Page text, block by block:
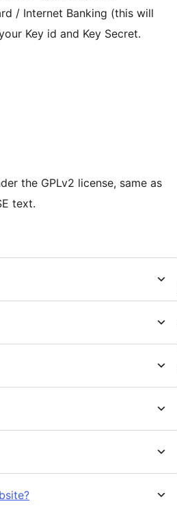
/ Internet Banking (this will
Key id and Key Secret.
the GPLv2 license, same as
text.